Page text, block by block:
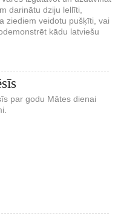
darinātu dziju lellīti,
ziediem veidotu pušķīti, vai
kādu latviešu
par godu Mātes dienai